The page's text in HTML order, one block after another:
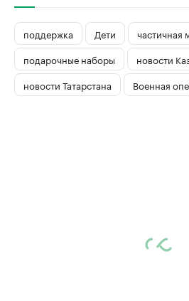
поддержка Дети
частичная
подарочные наборы
новости
новости Татарстана
Военная